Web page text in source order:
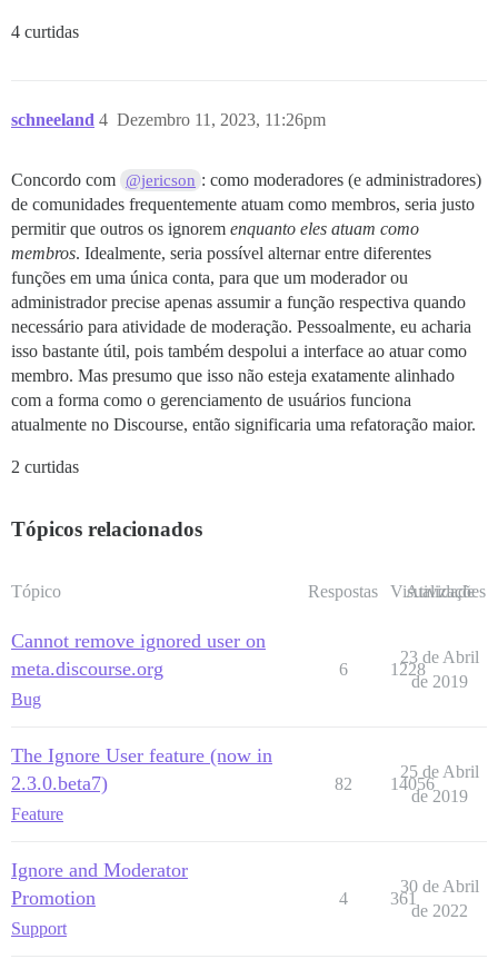
4 curtidas
schneeland Dezembro 11, 2023, 11:26pm
4
Concordo com @jericson : como moderadores (e administradores)
de comunidades frequentemente atuam como membros, seria justo
permitir que outros os ignorem enquanto eles atuam como
membros. Idealmente, seria possível alternar entre diferentes
funções em uma única conta, para que um moderador ou
administrador precise apenas assumir a função respectiva quando
necessário para atividade de moderação. Pessoalmente, eu acharia
isso bastante útil, pois também despolui a interface ao atuar como
membro. Mas presumo que isso não esteja exatamente alinhado
com a forma como o gerenciamento de usuários funciona
atualmente no Discourse, então significaria uma refatoração maior.
2 curtidas
Tópicos relacionados
Tópico Respostas Visualizações
Atividade
Cannot remove ignored user on
meta.discourse.org
Bug
6 1228
23 de Abril
de 2019
The Ignore User feature (now in
2.3.0.beta7)
Feature
82 14056
25 de Abril
de 2019
Ignore and Moderator
Promotion
Support
4 361
30 de Abril
de 2022